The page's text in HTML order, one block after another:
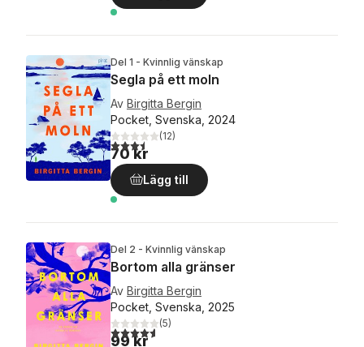
Del 1 - Kvinnlig vänskap
Segla på ett moln
Av Birgitta Bergin
Pocket, Svenska, 2024
3,5utav 5 stjärnor. Totalt antal röster:
(12)
70 kr
Lägg till
Del 2 - Kvinnlig vänskap
Bortom alla gränser
Av Birgitta Bergin
Pocket, Svenska, 2025
4,6utav 5 stjärnor. Totalt antal röster:
(5)
99 kr